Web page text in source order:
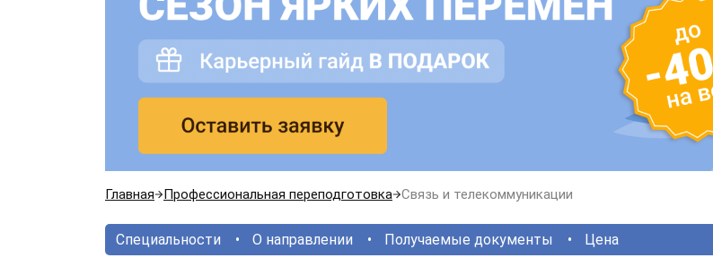
Главная Профессиональная переподготовка Связь и телекоммуникации
Специальности О направлении Получаемые документы Цена